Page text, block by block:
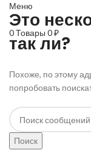
Меню
0Товары 0₽
Это
так ли?
Похоже, по этому
попробовать
Поиск